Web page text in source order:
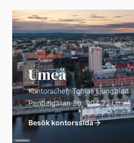
KONTOR
Umeå
Kontorschef:Tobias Ljungblad
Pendelgatan 3b, 904 22 Umeå
Besök kontorssida